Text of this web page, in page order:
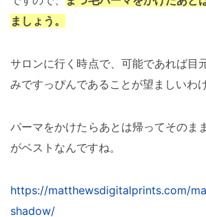
ましょう。
サロンに行く時点で、可能であれば目
みですっぴんであることが望ましいわけ
パーマをかけたらあとは帰ってそのま
がベストなんですね。
https://matthewsdigitalprints.com/
shadow/